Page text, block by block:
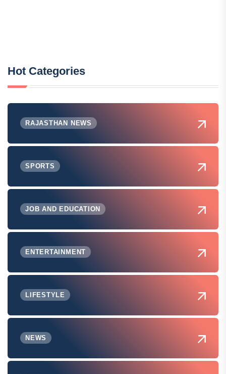
Hot Categories
RAJASTHAN NEWS
SPORTS
JOB AND EDUCATION
ENTERTAINMENT
LIFESTYLE
NEWS